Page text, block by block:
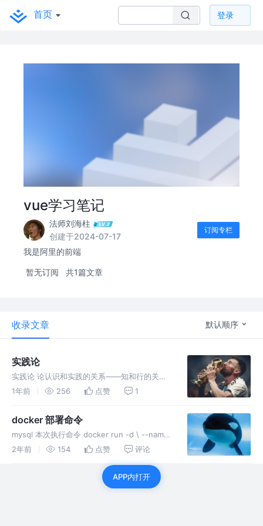
首页 登录
vue学习笔记
法师刘海柱
创建于2024-07-17
订阅专栏
我是阿里的前端
暂无订阅 共1篇文章
收录文章 默认顺序
实践论
实践论 论认识和实践的关系——知和行的关系
（一九三七年七月） 马克思以前的唯物
察认识问题，因此不能了解认识对社会实践的依
赖关系，即认识对生产和阶级斗争的
1年前 256 点赞 1
docker 部署命令
mysql 本次执行命令 docker run -d \ --name
mysql \ -p 3306:3306 \ -e
2年前 154 点赞 评论
APP内打开